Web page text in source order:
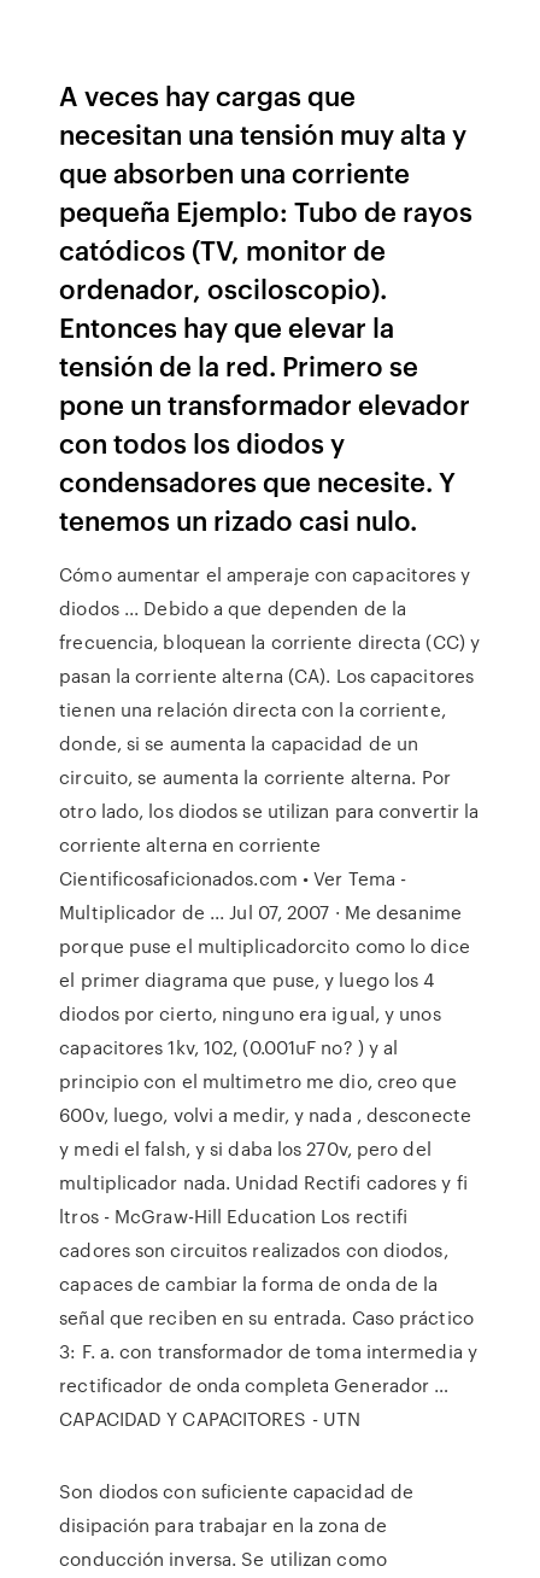
A veces hay cargas que
necesitan una tensión muy alta y
que absorben una corriente
pequeña Ejemplo: Tubo de rayos
catódicos (TV, monitor de
ordenador, osciloscopio).
Entonces hay que elevar la
tensión de la red. Primero se
pone un transformador elevador
con todos los diodos y
condensadores que necesite. Y
tenemos un rizado casi nulo.
Cómo aumentar el amperaje con capacitores y
diodos ... Debido a que dependen de la
frecuencia, bloquean la corriente directa (CC) y
pasan la corriente alterna (CA). Los capacitores
tienen una relación directa con la corriente,
donde, si se aumenta la capacidad de un
circuito, se aumenta la corriente alterna. Por
otro lado, los diodos se utilizan para convertir la
corriente alterna en corriente
Cientificosaficionados.com • Ver Tema -
Multiplicador de ... Jul 07, 2007 · Me desanime
porque puse el multiplicadorcito como lo dice
el primer diagrama que puse, y luego los 4
diodos por cierto, ninguno era igual, y unos
capacitores 1kv, 102, (0.001uF no? ) y al
principio con el multimetro me dio, creo que
600v, luego, volvi a medir, y nada , desconecte
y medi el falsh, y si daba los 270v, pero del
multiplicador nada. Unidad Rectiﬁ cadores y ﬁ
ltros - McGraw-Hill Education Los rectiﬁ
cadores son circuitos realizados con diodos,
capaces de cambiar la forma de onda de la
señal que reciben en su entrada. Caso práctico
3: F. a. con transformador de toma intermedia y
rectificador de onda completa Generador …
CAPACIDAD Y CAPACITORES - UTN
Son diodos con suficiente capacidad de
disipación para trabajar en la zona de
conducción inversa. Se utilizan como